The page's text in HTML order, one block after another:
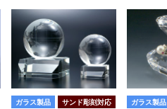
ガラス製品 サンド彫刻対応 ガラス製品